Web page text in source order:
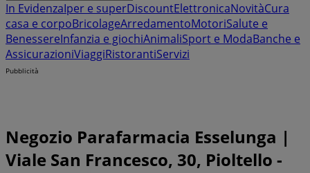
In EvidenzaIper e superDiscountElettronicaNovitàCura
casa e corpoBricolageArredamentoMotoriSalute e
BenessereInfanzia e giochiAnimaliSport e ModaBanche e
AssicurazioniViaggiRistorantiServizi
Pubblicità
Negozio Parafarmacia Esselunga |
Viale San Francesco, 30, Pioltello -